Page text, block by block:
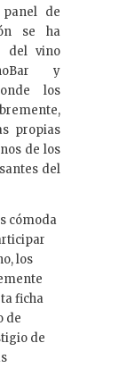
de
se ha
del vino
y
los
propias
de los
del
cómoda
los
ficha
de
de